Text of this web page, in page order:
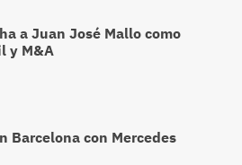
a Juan José Mallo como
y M&A
Barcelona con Mercedes